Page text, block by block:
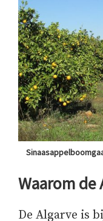
Waarom de
De Algarve is